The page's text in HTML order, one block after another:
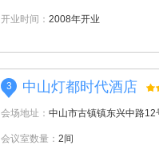
开业时间： 2008年开业
3 中山灯都时代酒店
会场地址： 中山市古镇镇东兴中路12
会议室数量： 2间